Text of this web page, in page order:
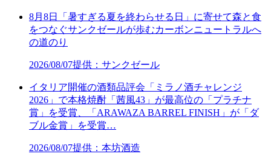
8月8日「暑すぎる夏を終わらせる日」に寄せて森と食
をつなぐサンクゼールが歩むカーボンニュートラルへ
の道のり
2026/08/07提供：サンクゼール
イタリア開催の酒類品評会「ミラノ酒チャレンジ
2026」で本格焼酎「茜風43」が最高位の「プラチナ
賞」を受賞、「ARAWAZA BARREL FINISH」が「ダ
ブル金賞」を受賞…
2026/08/07提供：本坊酒造